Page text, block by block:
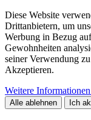
Diese Website
Drittanbietern, um
Werbung in Bezug
Gewohnheiten
seiner Verwendung
Akzeptieren.
Weitere Informationen
Alle ablehnen Ich